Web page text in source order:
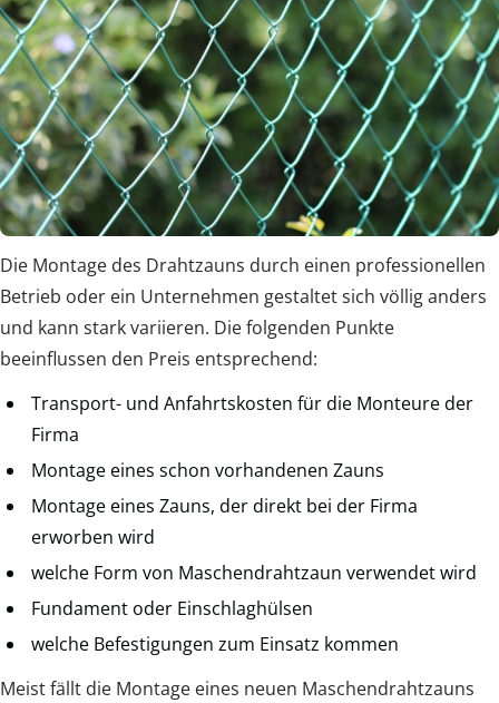
Die Montage des Drahtzauns durch einen professionellen
Betrieb oder ein Unternehmen gestaltet sich völlig anders
und kann stark variieren. Die folgenden Punkte
beeinflussen den Preis entsprechend:
Transport- und Anfahrtskosten für die Monteure der
Firma
Montage eines schon vorhandenen Zauns
Montage eines Zauns, der direkt bei der Firma
erworben wird
welche Form von Maschendrahtzaun verwendet wird
Fundament oder Einschlaghülsen
welche Befestigungen zum Einsatz kommen
Meist fällt die Montage eines neuen Maschendrahtzauns